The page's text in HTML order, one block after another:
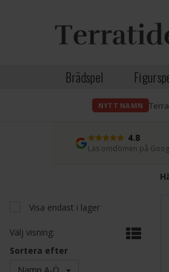
Brädspel
NYTT NAMN
4.8
Läs omdömen på
Visa endast i lager
Välj visning:
Sortera efter